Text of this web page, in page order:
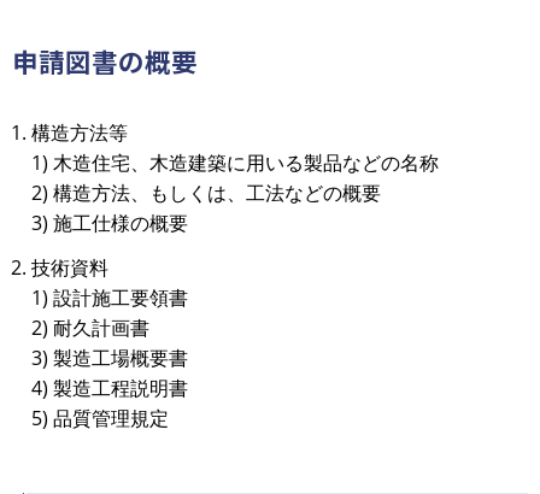
申請図書の概要
構造方法等
1) 木造住宅、木造建築に用いる製品などの名称
2) 構造方法、もしくは、工法などの概要
3) 施工仕様の概要
技術資料
1) 設計施工要領書
2) 耐久計画書
3) 製造工場概要書
4) 製造工程説明書
5) 品質管理規定